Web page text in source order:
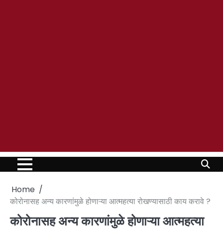
Home
कोरोनासह अन्य कारणांमुळे होणाऱ्या आत्महत्या रोखण्यासाठी काय करावे ?
कोरोनासह अन्य कारणांमुळे होणाऱ्या आत्महत्या